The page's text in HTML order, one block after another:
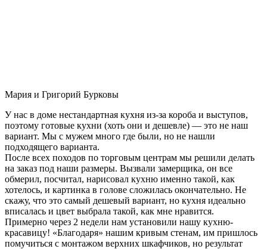
Мария и Григорий Бурковы
У нас в доме нестандартная кухня из-за короба и выступов,
поэтому готовые кухни (хоть они и дешевле) — это не наш
вариант. Мы с мужем много где были, но не нашли
подходящего варианта.
После всех походов по торговым центрам мы решили делать
на заказ под наши размеры. Вызвали замерщика, он все
обмерил, посчитал, нарисовал кухню именно такой, как
хотелось, и картинка в голове сложилась окончательно. Не
скажу, что это самый дешевый вариант, но кухня идеально
вписалась и цвет выбрала такой, как мне нравится.
Примерно через 2 недели нам установили нашу кухню-
красавицу! «Благодаря» нашим кривым стенам, им пришлось
помучиться с монтажом верхних шкафчиков, но результат